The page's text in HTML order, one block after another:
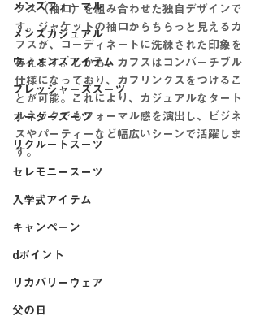
メンズフォーマル
メンズカジュアル
ウィメンズアイテム
フレッシャーズスーツ
オーダースーツ
リクルートスーツ
セレモニースーツ
入学式アイテム
キャンペーン
dポイント
リカバリーウェア
父の日
フス（袖口）を組み合わせた独自デザインで
す。ジャケットの袖口からちらっと見えるカ
フスが、コーディネートに洗練された印象を
与えます。しかも、カフスはコンバーチブル
仕様になっており、カフリンクスをつけるこ
とが可能。これにより、カジュアルなタート
ルネックでもフォーマル感を演出し、ビジネ
スやパーティーなど幅広いシーンで活躍しま
す。